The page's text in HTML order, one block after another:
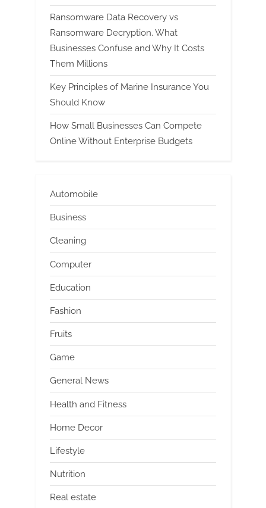
Ransomware Data Recovery vs
Ransomware Decryption. What
Businesses Confuse and Why It Costs
Them Millions
Key Principles of Marine Insurance You
Should Know
How Small Businesses Can Compete
Online Without Enterprise Budgets
Automobile
Business
Cleaning
Computer
Education
Fashion
Fruits
Game
General News
Health and Fitness
Home Decor
Lifestyle
Nutrition
Real estate